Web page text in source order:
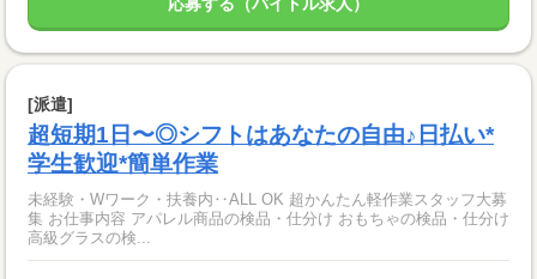
[派遣]
超短期1日〜◎シフトはあなたの自由♪日払い*
学生歓迎*簡単作業
未経験・Wワーク・扶養内‥ALL OK 超かんたん軽作業スタッフ大募
集 お仕事内容 アパレル商品の検品・仕分け おもちゃの検品・仕分け
高級グラスの検...